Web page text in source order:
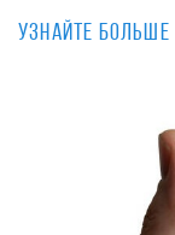
Узнайте больше